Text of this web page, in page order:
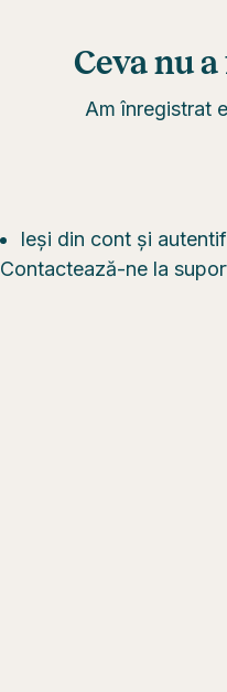
Ceva nu
Am înregistrat
Ieși din cont și
Contactează-ne la